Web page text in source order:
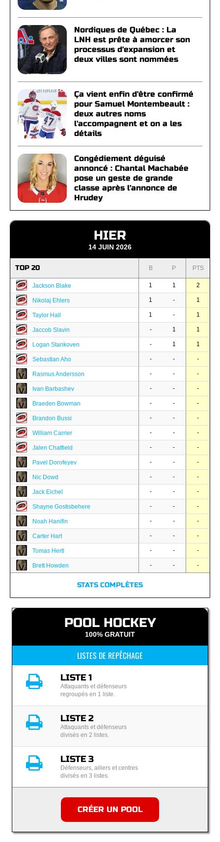
Nordiques de Québec : La
LNH est prête à amorcer son
processus d'expansion et
deux villes sont nommées
Ça vient enfin d'être confirmé
pour Samuel Montembeault :
deux autres noms
l'accompagnent et on a les
détails
Congédiement déguisé
annoncé : Chantal Machabée
pose un geste de grande
classe après l'annonce de
Hrudey
HIER
14 JUIN 2026
TOP 20 B P PTS
Jackson Blake 1 1 2
Nikolaj Ehlers 1 - 1
Taylor Hall 1 - 1
Jaccob Slavin - 1 1
Logan Stankoven - 1 1
Sebastian Aho - - -
Rasmus Andersson - - -
Ivan Barbashev - - -
Braeden Bowman - - -
Brandon Bussi - - -
William Carrier - - -
Jalen Chatfield - - -
Pavel Dorofeyev - - -
Nic Dowd - - -
Jack Eichel - - -
Shayne Gostisbehere - - -
Noah Hanifin - - -
Carter Hart - - -
Tomas Hertl - - -
Brett Howden - - -
STATS COMPLÈTES
POOL HOCKEY
100% GRATUIT
LISTES DE REPÊCHAGE
LISTE 1
Attaquants et défenseurs
regroupés en 1 liste.
LISTE 2
Attaquants et défenseurs
divisés en 2 listes.
LISTE 3
Défenseurs, ailiers et centres
divisés en 3 listes.
CRÉER UN POOL